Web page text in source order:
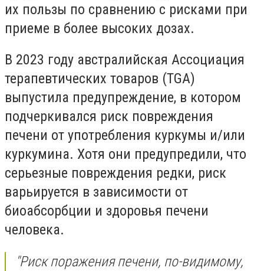
их пользы по сравнению с рисками при
приеме в более высоких дозах.
В 2023 году австралийская Ассоциация
терапевтических товаров (TGA)
выпустила предупреждение, в котором
подчеркивался риск повреждения
печени от употребления куркумы и/или
куркумина. Хотя они предупредили, что
серьезные повреждения редки, риск
варьируется в зависимости от
биоабсорбции и здоровья печени
человека.
"Риск поражения печени, по-видимому,